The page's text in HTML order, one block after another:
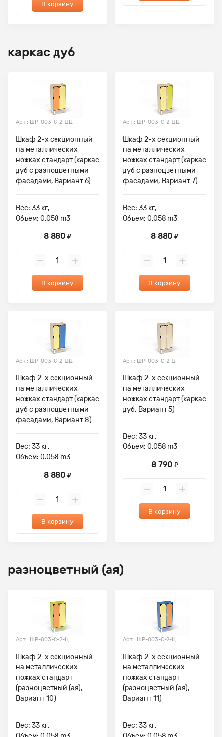
В корзину
каркас дуб
Арт.: ШР-003-С-2-ДЦ
Шкаф 2-х секционный
на металлических
ножках стандарт (каркас
дуб с разноцветными
фасадами, Вариант 6)
Вес: 33 кг,
Объем: 0.058 m3
8 880 ₽
В корзину
Арт.: ШР-003-С-2-ДЦ
Шкаф 2-х секционный
на металлических
ножках стандарт (каркас
дуб с разноцветными
фасадами, Вариант 7)
Вес: 33 кг,
Объем: 0.058 m3
8 880 ₽
В корзину
Арт.: ШР-003-С-2-ДЦ
Шкаф 2-х секционный
на металлических
ножках стандарт (каркас
дуб с разноцветными
фасадами, Вариант 8)
Вес: 33 кг,
Объем: 0.058 m3
8 880 ₽
В корзину
Арт.: ШР-003-С-2-Д
Шкаф 2-х секционный
на металлических
ножках стандарт (каркас
дуб, Вариант 5)
Вес: 33 кг,
Объем: 0.058 m3
8 790 ₽
В корзину
разноцветный (ая)
Арт.: ШР-003-С-2-Ц
Шкаф 2-х секционный
на металлических
ножках стандарт
(разноцветный (ая),
Вариант 10)
Вес: 33 кг,
Арт.: ШР-003-С-2-Ц
Шкаф 2-х секционный
на металлических
ножках стандарт
(разноцветный (ая),
Вариант 11)
Вес: 33 кг,